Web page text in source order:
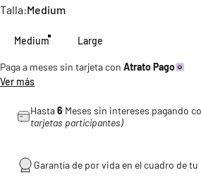
Talla
Talla:Medium
Medium Large
Paga a meses sin tarjeta con Atrato Pago
Ver más
Hasta6 Meses sin intereses pagando
tarjetas participantes)
Garantía de por vida en el cuadro de